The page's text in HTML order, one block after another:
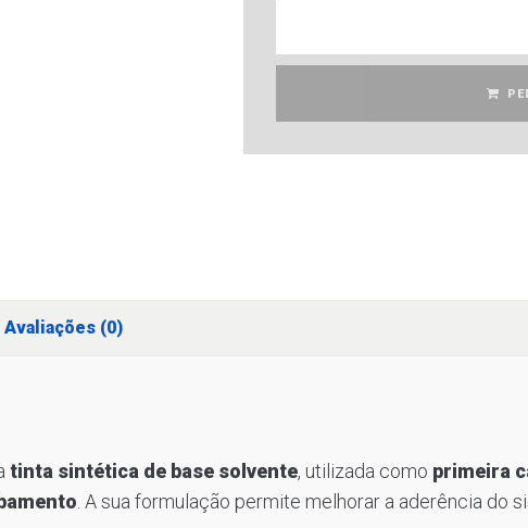
Avaliações (0)
tinta sintética de base solvente, utilizada como primeira
. A sua formulação permite melhorar a aderência do